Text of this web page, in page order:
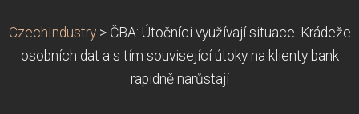
CzechIndustry > ČBA: Útočníci využívají situace. Krádeže
osobních dat a s tím související útoky na klienty bank
rapidně narůstají